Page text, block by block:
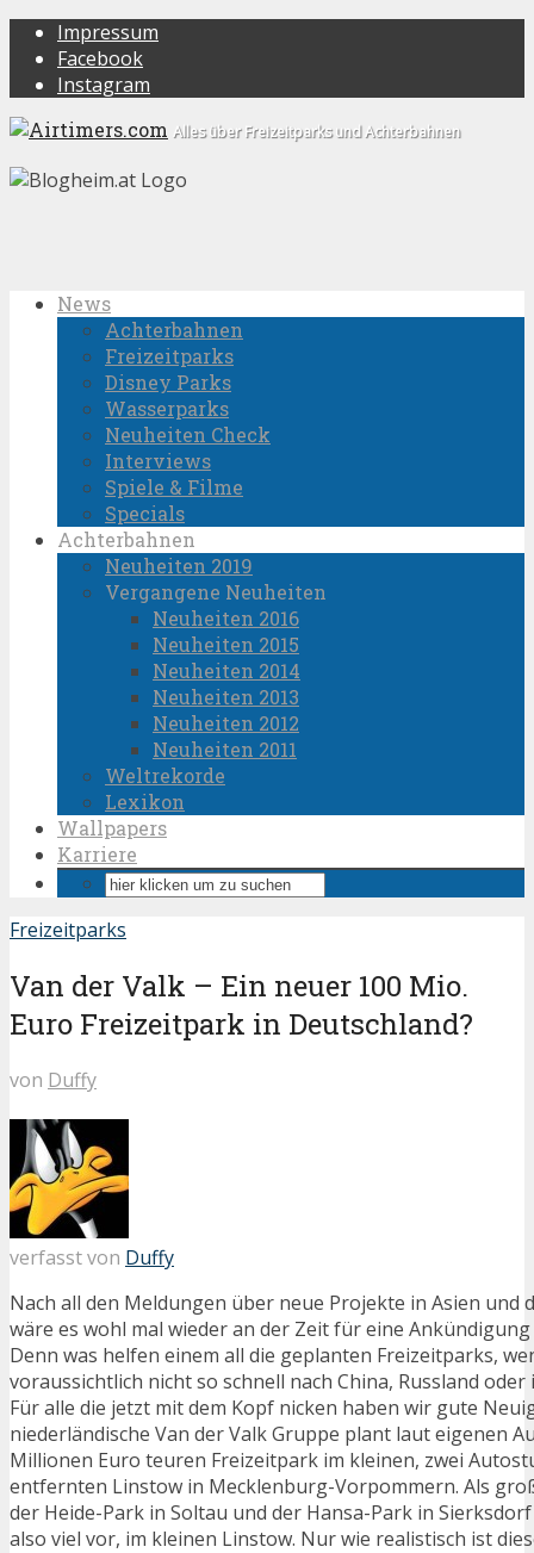
Impressum
Facebook
Instagram
Alles über Freizeitparks und Achterbahnen
News
Achterbahnen
Freizeitparks
Disney Parks
Wasserparks
Neuheiten Check
Interviews
Spiele & Filme
Specials
Achterbahnen
Neuheiten 2019
Vergangene Neuheiten
Neuheiten 2016
Neuheiten 2015
Neuheiten 2014
Neuheiten 2013
Neuheiten 2012
Neuheiten 2011
Weltrekorde
Lexikon
Wallpapers
Karriere
Freizeitparks
Van der Valk – Ein neuer 100 Mio.
Euro Freizeitpark in Deutschland?
von Duffy
verfasst von Duffy
Nach all den Meldungen über neue Projekte in Asien und
wäre es wohl mal wieder an der Zeit für eine
Denn was helfen einem all die geplanten Freizeitparks,
voraussichtlich nicht so schnell nach China, Russland oder
Für alle die jetzt mit dem Kopf nicken haben wir gute
niederländische Van der Valk Gruppe plant laut eigenen
Millionen Euro teuren Freizeitpark im kleinen, zwei
entfernten Linstow in Mecklenburg-Vorpommern. Als
der Heide-Park in Soltau und der Hansa-Park in
also viel vor, im kleinen Linstow. Nur wie realistisch ist